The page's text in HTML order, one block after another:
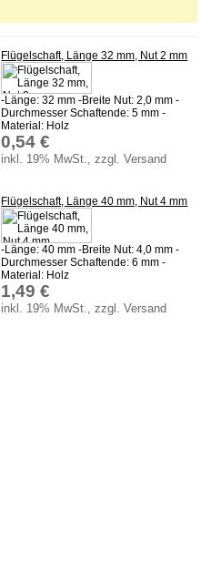
Flügelschaft, Länge 32 mm, Nut 2 mm
-Länge: 32 mm -Breite Nut: 2,0 mm -
Durchmesser Schaftende: 5 mm -
Material: Holz
0,54 €
inkl. 19% MwSt., zzgl. Versand
Flügelschaft, Länge 40 mm, Nut 4 mm
-Länge: 40 mm -Breite Nut: 4,0 mm -
Durchmesser Schaftende: 6 mm -
Material: Holz
1,49 €
inkl. 19% MwSt., zzgl. Versand